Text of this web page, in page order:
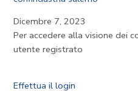
Dicembre 7, 2023
Per accedere alla visione dei
utente registrato
Effettua il login